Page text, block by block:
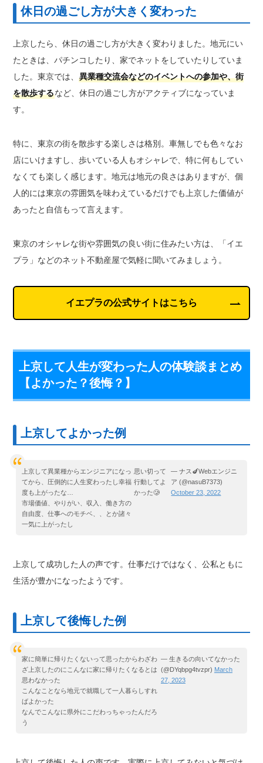
休日の過ごし方が大きく変わった
上京したら、休日の過ごし方が大きく変わりました。地元にい
たときは、パチンコしたり、家でネットをしていたりしていま
した。東京では、異業種交流会などのイベントへの参加や、街
を散歩するなど、休日の過ごし方がアクティブになっていま
す。
特に、東京の街を散歩する楽しさは格別。車無しでも色々なお
店にいけますし、歩いている人もオシャレで、特に何もしてい
なくても楽しく感じます。地元は地元の良さはありますが、個
人的には東京の雰囲気を味わえているだけでも上京した価値が
あったと自信もって言えます。
東京のオシャレな街や雰囲気の良い街に住みたい方は、「イエ
プラ」などのネット不動産屋で気軽に聞いてみましょう。
イエプラの公式サイトはこちら
上京して人生が変わった人の体験談まとめ
【よかった？後悔？】
上京してよかった例
上京して異業種からエンジニアになっ
てから、圧倒的に人生変わったし幸福
度も上がったな…
市場価値、やりがい、収入、働き方の
自由度、仕事へのモチベ、、とか諸々
一気に上がったし
思い切って
行動してよ
かった🥲
— ナス🍆Webエンジニ
ア (@nasuB7373)
October 23, 2022
上京して成功した人の声です。仕事だけではなく、公私ともに
生活が豊かになったようです。
上京して後悔した例
家に簡単に帰りたくないって思ったからわざわ
ざ上京したのにこんなに家に帰りたくなるとは
思わなかった
こんなことなら地元で就職して一人暮らしすれ
ばよかった
なんでこんなに県外にこだわっちゃったんだろ
う
— 生きるの向いてなかった
(@DYqbpg4tvzpr) March
27, 2023